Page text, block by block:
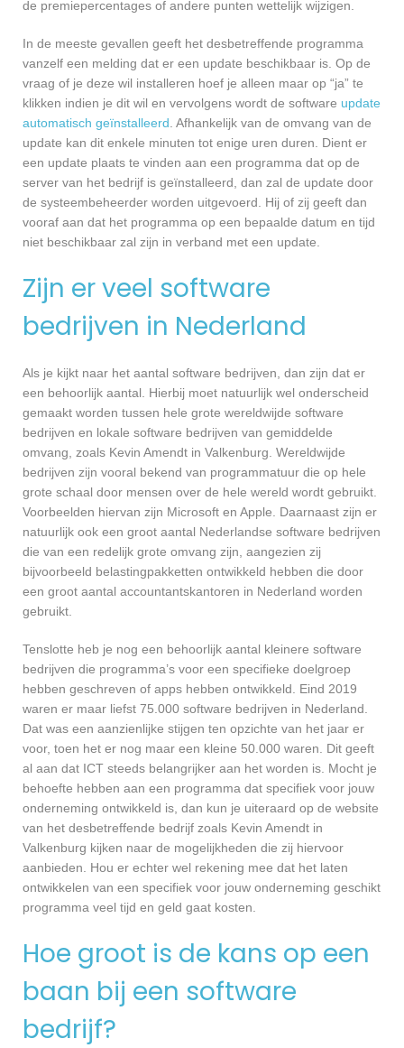
de premiepercentages of andere punten wettelijk wijzigen.
In de meeste gevallen geeft het desbetreffende programma
vanzelf een melding dat er een update beschikbaar is. Op de
vraag of je deze wil installeren hoef je alleen maar op “ja” te
klikken indien je dit wil en vervolgens wordt de software update
automatisch geïnstalleerd. Afhankelijk van de omvang van de
update kan dit enkele minuten tot enige uren duren. Dient er
een update plaats te vinden aan een programma dat op de
server van het bedrijf is geïnstalleerd, dan zal de update door
de systeembeheerder worden uitgevoerd. Hij of zij geeft dan
vooraf aan dat het programma op een bepaalde datum en tijd
niet beschikbaar zal zijn in verband met een update.
Zijn er veel software
bedrijven in Nederland
Als je kijkt naar het aantal software bedrijven, dan zijn dat er
een behoorlijk aantal. Hierbij moet natuurlijk wel onderscheid
gemaakt worden tussen hele grote wereldwijde software
bedrijven en lokale software bedrijven van gemiddelde
omvang, zoals Kevin Amendt in Valkenburg. Wereldwijde
bedrijven zijn vooral bekend van programmatuur die op hele
grote schaal door mensen over de hele wereld wordt gebruikt.
Voorbeelden hiervan zijn Microsoft en Apple. Daarnaast zijn er
natuurlijk ook een groot aantal Nederlandse software bedrijven
die van een redelijk grote omvang zijn, aangezien zij
bijvoorbeeld belastingpakketten ontwikkeld hebben die door
een groot aantal accountantskantoren in Nederland worden
gebruikt.
Tenslotte heb je nog een behoorlijk aantal kleinere software
bedrijven die programma’s voor een specifieke doelgroep
hebben geschreven of apps hebben ontwikkeld. Eind 2019
waren er maar liefst 75.000 software bedrijven in Nederland.
Dat was een aanzienlijke stijgen ten opzichte van het jaar er
voor, toen het er nog maar een kleine 50.000 waren. Dit geeft
al aan dat ICT steeds belangrijker aan het worden is. Mocht je
behoefte hebben aan een programma dat specifiek voor jouw
onderneming ontwikkeld is, dan kun je uiteraard op de website
van het desbetreffende bedrijf zoals Kevin Amendt in
Valkenburg kijken naar de mogelijkheden die zij hiervoor
aanbieden. Hou er echter wel rekening mee dat het laten
ontwikkelen van een specifiek voor jouw onderneming geschikt
programma veel tijd en geld gaat kosten.
Hoe groot is de kans op een
baan bij een software
bedrijf?